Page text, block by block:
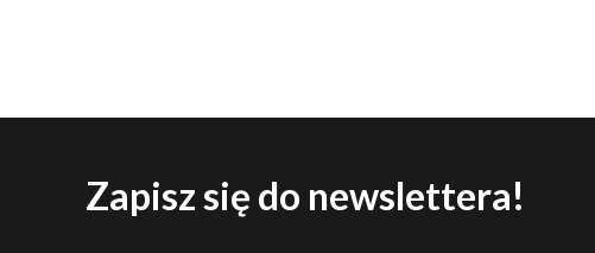
Zapisz się do newslettera!